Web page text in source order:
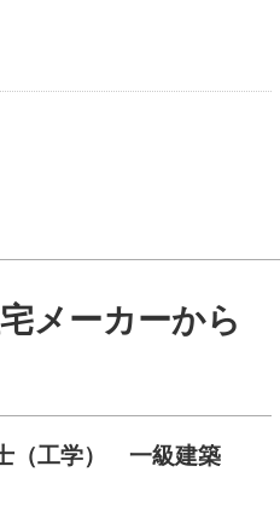
メーカーから
（工学） 一級建築